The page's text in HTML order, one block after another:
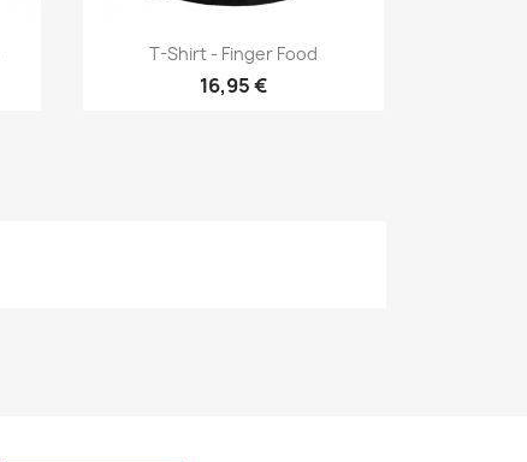
Vorschau
T-Shirt - Finger Food
16,95 €